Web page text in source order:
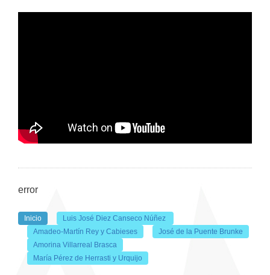
error
Inicio
Luis José Diez Canseco Núñez
Amadeo-Martín Rey y Cabieses
José de la Puente Brunke
Amorina Villarreal Brasca
María Pérez de Herrasti y Urquijo